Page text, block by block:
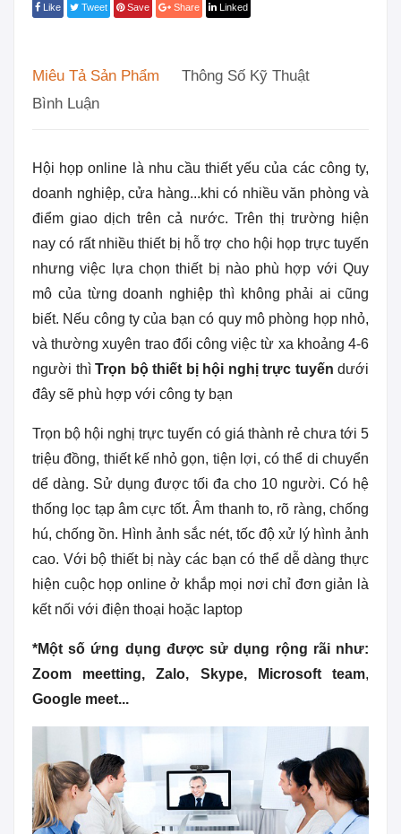
Like Tweet Save Share Linked
Miêu Tả Sản Phẩm
Thông Số Kỹ Thuật
Bình Luận
Hội họp online là nhu cầu thiết yếu của các công ty,
doanh nghiệp, cửa hàng...khi có nhiều văn phòng và
điểm giao dịch trên cả nước. Trên thị trường hiện
nay có rất nhiều thiết bị hỗ trợ cho hội họp trực tuyến
nhưng việc lựa chọn thiết bị nào phù hợp với Quy
mô của từng doanh nghiệp thì không phải ai cũng
biết. Nếu công ty của bạn có quy mô phòng họp nhỏ,
và thường xuyên trao đổi công việc từ xa khoảng 4-6
người thì Trọn bộ thiết bị hội nghị trực tuyến dưới
đây sẽ phù hợp với công ty bạn
Trọn bộ hội nghị trực tuyến có giá thành rẻ chưa tới 5
triệu đồng, thiết kế nhỏ gọn, tiện lợi, có thể di chuyển
dể dàng. Sử dụng được tối đa cho 10 người. Có hệ
thống lọc tạp âm cực tốt. Âm thanh to, rõ ràng, chống
hú, chống ồn. Hình ảnh sắc nét, tốc độ xử lý hình ảnh
cao. Với bộ thiết bị này các bạn có thể dễ dàng thực
hiện cuộc họp online ở khắp mọi nơi chỉ đơn giản là
kết nối với điện thoại hoặc laptop
*Một số ứng dụng được sử dụng rộng rãi như:
Zoom meetting, Zalo, Skype, Microsoft team,
Google meet...